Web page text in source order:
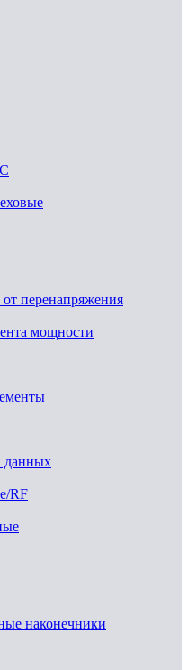
перенапряжения
мощности
данных
RF
наконечники